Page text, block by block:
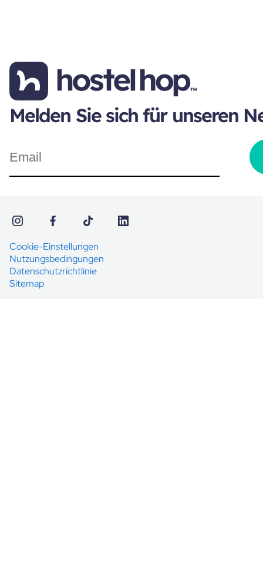
Melden Sie sich für unseren
Cookie-Einstellungen
Nutzungsbedingungen
Datenschutzrichtlinie
Sitemap